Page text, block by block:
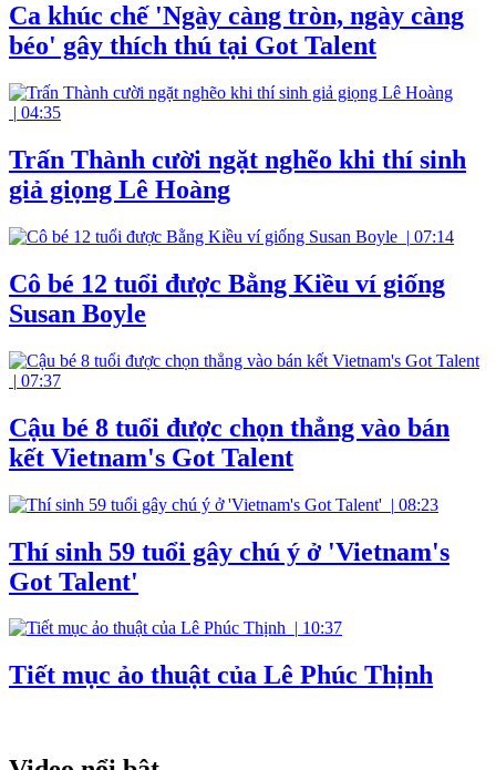
Ca khúc chế 'Ngày càng tròn, ngày càng
béo' gây thích thú tại Got Talent
| 04:35
Trấn Thành cười ngặt nghẽo khi thí sinh
giả giọng Lê Hoàng
| 07:14
Cô bé 12 tuổi được Bằng Kiều ví giống
Susan Boyle
| 07:37
Cậu bé 8 tuổi được chọn thẳng vào bán
kết Vietnam's Got Talent
| 08:23
Thí sinh 59 tuổi gây chú ý ở 'Vietnam's
Got Talent'
| 10:37
Tiết mục ảo thuật của Lê Phúc Thịnh